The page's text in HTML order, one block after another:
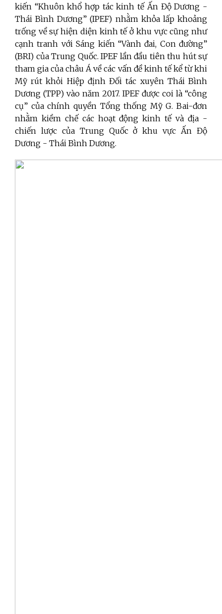
kiến “Khuôn khổ hợp tác kinh tế Ấn Độ Dương -
Thái Bình Dương” (IPEF) nhằm khỏa lấp khoảng
trống về sự hiện diện kinh tế ở khu vực cũng như
cạnh tranh với Sáng kiến “Vành đai, Con đường”
(BRI) của Trung Quốc. IPEF lần đầu tiên thu hút sự
tham gia của châu Á về các vấn đề kinh tế kể từ khi
Mỹ rút khỏi Hiệp định Đối tác xuyên Thái Bình
Dương (TPP) vào năm 2017. IPEF được coi là “công
cụ” của chính quyền Tổng thống Mỹ G. Bai-đơn
nhằm kiềm chế các hoạt động kinh tế và địa -
chiến lược của Trung Quốc ở khu vực Ấn Độ
Dương - Thái Bình Dương.